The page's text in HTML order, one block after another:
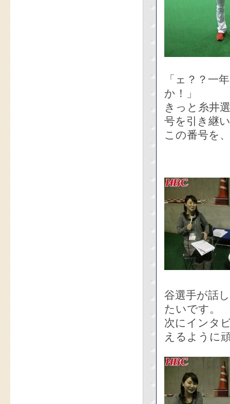
「ェ？？一
か！」
きっと糸井
号を引き継
この番号を
谷選手が話
たいです。
次にインタ
えるように